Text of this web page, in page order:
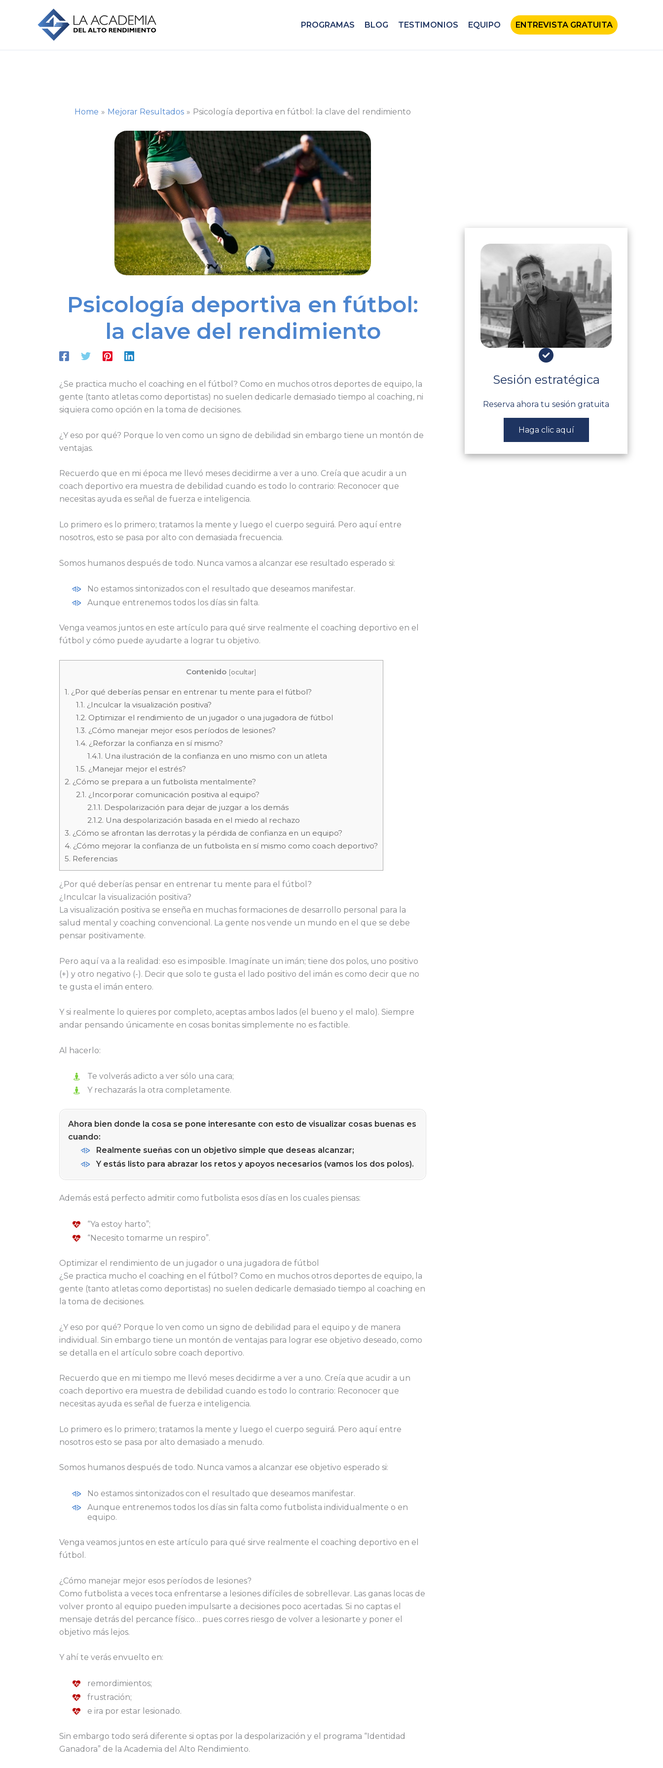
PROGRAMAS BLOG TESTIMONIOS EQUIPO ENTREVISTA GRATUITA
Home Mejorar Resultados Psicología deportiva en fútbol: la clave del rendimiento
Psicología deportiva en fútbol:
la clave del rendimiento
¿Se practica mucho el coaching en el fútbol? Como en muchos otros deportes de equipo, la
gente (tanto atletas como deportistas) no suelen dedicarle demasiado tiempo al coaching, ni
siquiera como opción en la toma de decisiones.
¿Y eso por qué? Porque lo ven como un signo de debilidad sin embargo tiene un montón de
ventajas.
Recuerdo que en mi época me llevó meses decidirme a ver a uno. Creía que acudir a un
coach deportivo era muestra de debilidad cuando es todo lo contrario: Reconocer que
necesitas ayuda es señal de fuerza e inteligencia.
Lo primero es lo primero; tratamos la mente y luego el cuerpo seguirá. Pero aquí entre
nosotros, esto se pasa por alto con demasiada frecuencia.
Somos humanos después de todo. Nunca vamos a alcanzar ese resultado esperado si:
No estamos sintonizados con el resultado que deseamos manifestar.
Aunque entrenemos todos los días sin falta.
Venga veamos juntos en este artículo para qué sirve realmente el coaching deportivo en el
fútbol y cómo puede ayudarte a lograr tu objetivo.
Contenido [ocultar]
1. ¿Por qué deberías pensar en entrenar tu mente para el fútbol?
1.1. ¿Inculcar la visualización positiva?
1.2. Optimizar el rendimiento de un jugador o una jugadora de fútbol
1.3. ¿Cómo manejar mejor esos períodos de lesiones?
1.4. ¿Reforzar la confianza en sí mismo?
1.4.1. Una ilustración de la confianza en uno mismo con un atleta
1.5. ¿Manejar mejor el estrés?
2. ¿Cómo se prepara a un futbolista mentalmente?
2.1. ¿Incorporar comunicación positiva al equipo?
2.1.1. Despolarización para dejar de juzgar a los demás
2.1.2. Una despolarización basada en el miedo al rechazo
3. ¿Cómo se afrontan las derrotas y la pérdida de confianza en un equipo?
4. ¿Cómo mejorar la confianza de un futbolista en sí mismo como coach deportivo?
5. Referencias
¿Por qué deberías pensar en entrenar tu mente para el fútbol?
¿Inculcar la visualización positiva?
La visualización positiva se enseña en muchas formaciones de desarrollo personal para la
salud mental y coaching convencional. La gente nos vende un mundo en el que se debe
pensar positivamente.
Pero aquí va a la realidad: eso es imposible. Imagínate un imán; tiene dos polos, uno positivo
(+) y otro negativo (-). Decir que solo te gusta el lado positivo del imán es como decir que no
te gusta el imán entero.
Y si realmente lo quieres por completo, aceptas ambos lados (el bueno y el malo). Siempre
andar pensando únicamente en cosas bonitas simplemente no es factible.
Al hacerlo:
Te volverás adicto a ver sólo una cara;
Y rechazarás la otra completamente.
Ahora bien donde la cosa se pone interesante con esto de visualizar cosas buenas es
cuando:
Realmente sueñas con un objetivo simple que deseas alcanzar;
Y estás listo para abrazar los retos y apoyos necesarios (vamos los dos polos).
Además está perfecto admitir como futbolista esos días en los cuales piensas:
“Ya estoy harto”;
“Necesito tomarme un respiro”.
Optimizar el rendimiento de un jugador o una jugadora de fútbol
¿Se practica mucho el coaching en el fútbol? Como en muchos otros deportes de equipo, la
gente (tanto atletas como deportistas) no suelen dedicarle demasiado tiempo al coaching en
la toma de decisiones.
¿Y eso por qué? Porque lo ven como un signo de debilidad para el equipo y de manera
individual. Sin embargo tiene un montón de ventajas para lograr ese objetivo deseado, como
se detalla en el artículo sobre coach deportivo.
Recuerdo que en mi tiempo me llevó meses decidirme a ver a uno. Creía que acudir a un
coach deportivo era muestra de debilidad cuando es todo lo contrario: Reconocer que
necesitas ayuda es señal de fuerza e inteligencia.
Lo primero es lo primero; tratamos la mente y luego el cuerpo seguirá. Pero aquí entre
nosotros esto se pasa por alto demasiado a menudo.
Somos humanos después de todo. Nunca vamos a alcanzar ese objetivo esperado si:
No estamos sintonizados con el resultado que deseamos manifestar.
Aunque entrenemos todos los días sin falta como futbolista individualmente o en
equipo.
Venga veamos juntos en este artículo para qué sirve realmente el coaching deportivo en el
fútbol.
¿Cómo manejar mejor esos períodos de lesiones?
Como futbolista a veces toca enfrentarse a lesiones difíciles de sobrellevar. Las ganas locas de
volver pronto al equipo pueden impulsarte a decisiones poco acertadas. Si no captas el
mensaje detrás del percance físico… pues corres riesgo de volver a lesionarte y poner el
objetivo más lejos.
Y ahí te verás envuelto en:
remordimientos;
frustración;
e ira por estar lesionado.
Sin embargo todo será diferente si optas por la despolarización y el programa “Identidad
Ganadora” de la Academia del Alto Rendimiento.
Sesión estratégica
Reserva ahora tu sesión gratuita
Haga clic aquí